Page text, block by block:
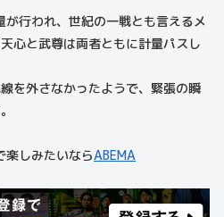
行われ、世紀の一戦とも言えるメ
心と武尊は両者ともに計量パスし
を外さなかったようで、緊張の瞬
楽しみたいならABEMA